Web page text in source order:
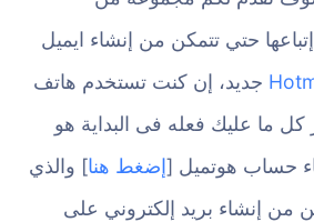
حتي تتمكن من إنشاء ايميل
جديد، إن كنت تستخدم هاتف
كل ما عليك فعله فى البداية هو
حساب هوتميل [إضغط هنا] والذي
إنشاء بريد إلكتروني على